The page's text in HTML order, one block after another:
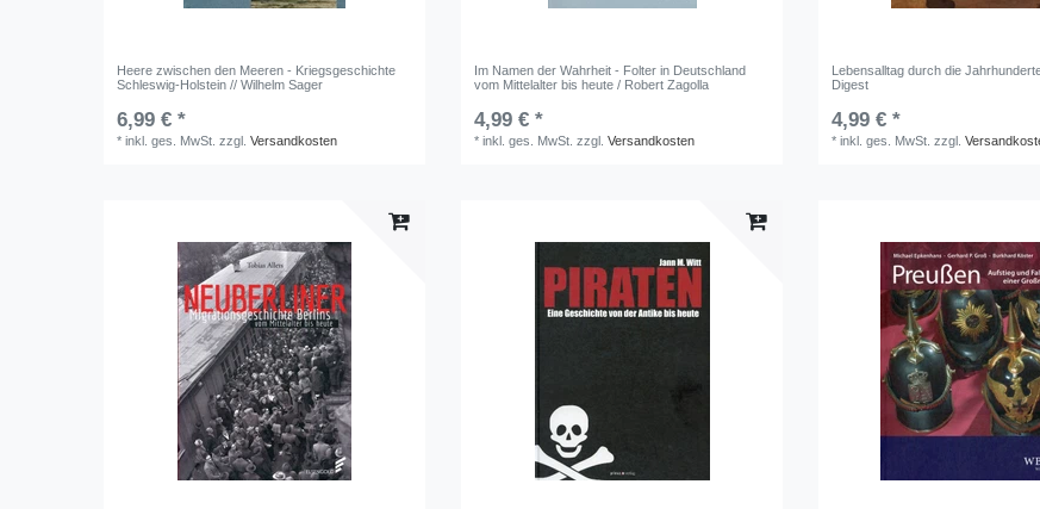
Heere zwischen den Meeren - Kriegsgeschichte
Schleswig-Holstein // Wilhelm Sager
6,99 € *
*inkl. ges. MwSt. zzgl.Versandkosten
Im Namen der Wahrheit - Folter in Deutschland
vom Mittelalter bis heute / Robert Zagolla
4,99 € *
*inkl. ges. MwSt. zzgl.Versandkosten
Lebensalltag durch die
Digest
4,99 € *
*inkl. ges. MwSt. zzgl.